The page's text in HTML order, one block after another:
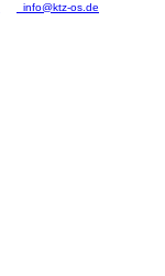
info@ktz-os.de